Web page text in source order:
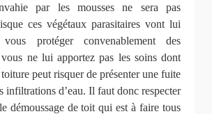
par les mousses ne sera pas
ces végétaux parasitaires vont lui
protéger convenablement des
ne lui apportez pas les soins dont
peut risquer de présenter une fuite
infiltrations d’eau. Il faut donc respecter
démoussage de toit qui est à faire tous